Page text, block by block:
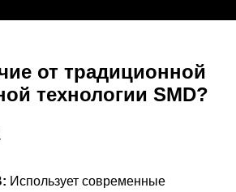
от традиционной
технологии SMD?
Использует современные